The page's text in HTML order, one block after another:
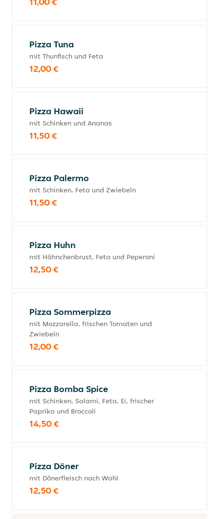
Pizza Tuna
mit Thunfisch und Feta
12,00 €
Pizza Hawaii
mit Schinken und Ananas
11,50 €
Pizza Palermo
mit Schinken, Feta und Zwiebeln
11,50 €
Pizza Huhn
mit Hähnchenbrust, Feta und Peperoni
12,50 €
Pizza Sommerpizza
mit Mozzarella, frischen Tomaten und
Zwiebeln
12,00 €
Pizza Bomba Spice
mit Schinken, Salami, Feta, Ei, frischer
Paprika und Broccoli
14,50 €
Pizza Döner
mit Dönerfleisch nach Wahl
12,50 €